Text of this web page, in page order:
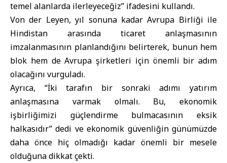
temel alanlarda ilerleyeceğiz” ifadesini kullandı.
Von der Leyen, yıl sonuna kadar Avrupa Birliği ile
Hindistan arasında ticaret anlaşmasının
imzalanmasının planlandığını belirterek, bunun hem
blok hem de Avrupa şirketleri için önemli bir adım
olacağını vurguladı.
Ayrıca, “İki tarafın bir sonraki adımı yatırım
anlaşmasına varmak olmalı. Bu, ekonomik
işbirliğimizi güçlendirme bulmacasının eksik
halkasıdır” dedi ve ekonomik güvenliğin günümüzde
daha önce hiç olmadığı kadar önemli bir mesele
olduğuna dikkat çekti.